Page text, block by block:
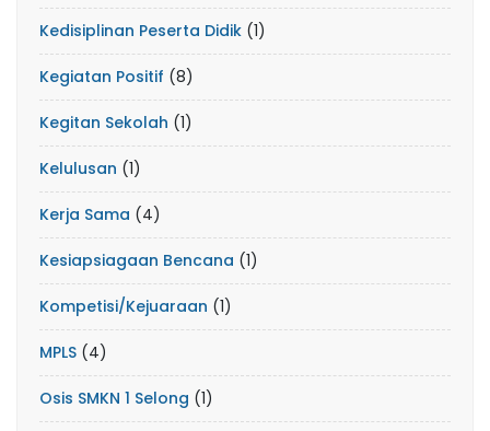
Kedisiplinan Peserta Didik (1)
Kegiatan Positif (8)
Kegitan Sekolah (1)
Kelulusan (1)
Kerja Sama (4)
Kesiapsiagaan Bencana (1)
Kompetisi/Kejuaraan (1)
MPLS (4)
Osis SMKN 1 Selong (1)